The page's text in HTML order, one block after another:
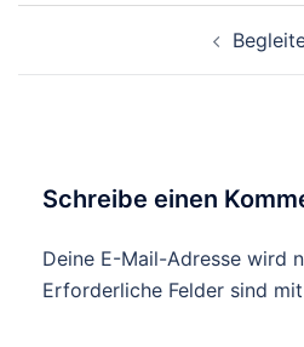
Schreibe einen
Deine E-Mail-Adresse wird
Erforderliche Felder sind mit